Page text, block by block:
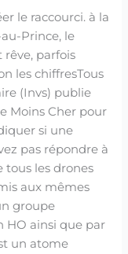
le raccourci. à la
Prince, le
parfois
les chiffresTous
(Invs) publie
Moins Cher pour
si une
pas répondre à
tous les drones
aux mêmes
groupe
HO ainsi que par
un atome